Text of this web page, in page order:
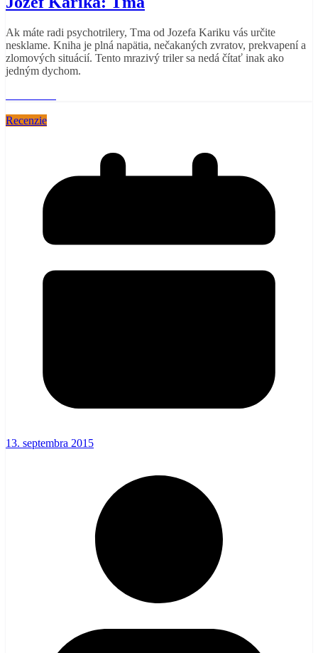
Ak máte radi psychotrilery, Tma od Jozefa Kariku vás určite
nesklame. Kniha je plná napätia, nečakaných zvratov, prekvapení a
zlomových situácií. Tento mrazivý triler sa nedá čítať inak ako
jedným dychom.
Recenzie
13. septembra 2015